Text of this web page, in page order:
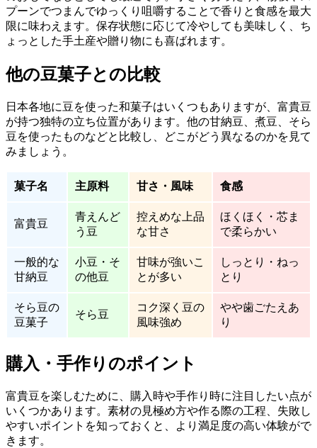
プーンでつまんでゆっくり咀嚼することで香りと食感を最大
限に味わえます。保存状態に応じて冷やしても美味しく、ち
ょっとした手土産や贈り物にも喜ばれます。
他の豆菓子との比較
日本各地に豆を使った和菓子はいくつもありますが、富貴豆
が持つ独特の立ち位置があります。他の甘納豆、煮豆、そら
豆を使ったものなどと比較し、どこがどう異なるのかを見て
みましょう。
菓子名 主原料 甘さ・風味 食感
富貴豆
青えんど
う豆
控えめな上品
な甘さ
ほくほく・芯ま
で柔らかい
一般的な
甘納豆
小豆・そ
の他豆
甘味が強いこ
とが多い
しっとり・ねっ
とり
そら豆の
豆菓子
そら豆
コク深く豆の
風味強め
やや歯ごたえあ
り
購入・手作りのポイント
富貴豆を楽しむために、購入時や手作り時に注目したい点が
いくつかあります。素材の見極め方や作る際の工程、失敗し
やすいポイントを知っておくと、より満足度の高い体験がで
きます。